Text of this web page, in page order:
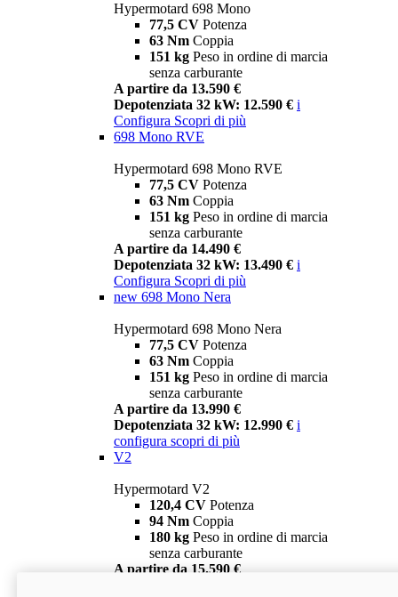
Hypermotard 698 Mono
77,5 CV Potenza
63 Nm Coppia
151 kg Peso in ordine di marcia
senza carburante
A partire da 13.590 €
Depotenziata 32 kW: 12.590 € i
Configura Scopri di più
698 Mono RVE
Hypermotard 698 Mono RVE
77,5 CV Potenza
63 Nm Coppia
151 kg Peso in ordine di marcia
senza carburante
A partire da 14.490 €
Depotenziata 32 kW: 13.490 € i
Configura Scopri di più
new 698 Mono Nera
Hypermotard 698 Mono Nera
77,5 CV Potenza
63 Nm Coppia
151 kg Peso in ordine di marcia
senza carburante
A partire da 13.990 €
Depotenziata 32 kW: 12.990 € i
configura scopri di più
V2
Hypermotard V2
120,4 CV Potenza
94 Nm Coppia
180 kg Peso in ordine di marcia
senza carburante
A partire da 15.590 €